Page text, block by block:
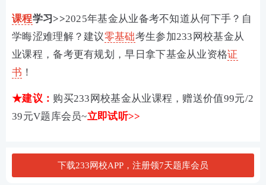
课程学习>>2025年基金从业备考不知道从何下手？自
学晦涩难理解？建议零基础考生参加233网校基金从
业课程，备考更有规划，早日拿下基金从业资格证
书 ！
★建议： 购买233网校基金从业课程，赠送价值99元/2
39元V题库会员~立即试听>>
下载233网校APP，注册领7天题库会员